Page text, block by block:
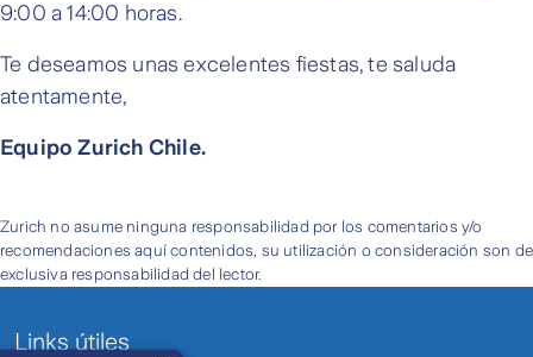
9:00 a 14:00 horas.
Te deseamos unas excelentes fiestas, te saluda
atentamente,
Equipo Zurich Chile.
Zurich no asume ninguna responsabilidad por los comentarios y/o
recomendaciones aquí contenidos, su utilización o consideración son de
exclusiva responsabilidad del lector.
Links útiles